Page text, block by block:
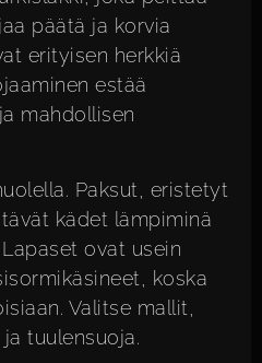
päätä ja korvia
erityisen herkkiä
estää
mahdollisen
Paksut, eristetyt
kädet lämpiminä
ovat usein
koska
Valitse mallit,
tuulensuoja.